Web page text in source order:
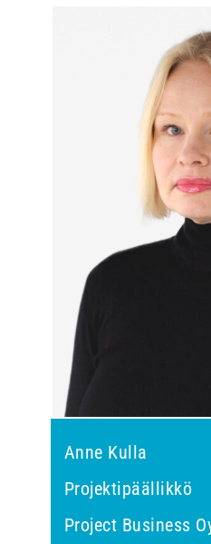
Anne Kulla
Projektipäällikkö
Project Business